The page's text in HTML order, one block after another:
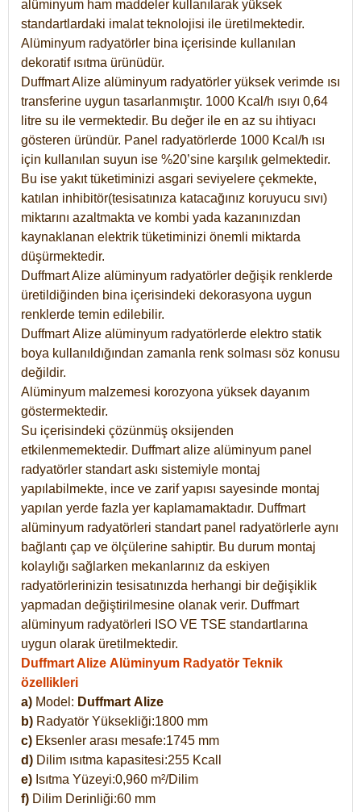
alüminyum ham maddeler kullanılarak yüksek
standartlardaki imalat teknolojisi ile üretilmektedir.
Alüminyum radyatörler bina içerisinde kullanılan
dekoratif ısıtma ürünüdür.
Duffmart Alize alüminyum radyatörler yüksek verimde ısı
transferine uygun tasarlanmıştır. 1000 Kcal/h ısıyı 0,64
litre su ile vermektedir. Bu değer ile en az su ihtiyacı
gösteren üründür. Panel radyatörlerde 1000 Kcal/h ısı
için kullanılan suyun ise %20’sine karşılık gelmektedir.
Bu ise yakıt tüketiminizi asgari seviyelere çekmekte,
katılan inhibitör(tesisatınıza katacağınız koruyucu sıvı)
miktarını azaltmakta ve kombi yada kazanınızdan
kaynaklanan elektrik tüketiminizi önemli miktarda
düşürmektedir.
Duffmart Alize alüminyum radyatörler değişik renklerde
üretildiğinden bina içerisindeki dekorasyona uygun
renklerde temin edilebilir.
DuffmartAlize alüminyum radyatörlerde elektro statik
boya kullanıldığından zamanla renk solması söz konusu
değildir.
Alüminyum malzemesi korozyona yüksek dayanım
göstermektedir.
Su içerisindeki çözünmüş oksijenden
etkilenmemektedir. Duffmart alize alüminyum panel
radyatörler standart askı sistemiyle montaj
yapılabilmekte, ince ve zarif yapısı sayesinde montaj
yapılan yerde fazla yer kaplamamaktadır. Duffmart
alüminyum radyatörleri standart panel radyatörlerle aynı
bağlantı çap ve ölçülerine sahiptir. Bu durum montaj
kolaylığı sağlarken mekanlarınız da eskiyen
radyatörlerinizin tesisatınızda herhangi bir değişiklik
yapmadan değiştirilmesine olanak verir. Duffmart
alüminyum radyatörleri ISO VE TSE standartlarına
uygun olarak üretilmektedir.
Duffmart Alize Alüminyum Radyatör Teknik
özellikleri
a) Model: Duffmart Alize
b) Radyatör Yüksekliği:1800 mm
c) Eksenler arası mesafe:1745 mm
d) Dilim ısıtma kapasitesi:255 Kcall
e) Isıtma Yüzeyi:0,960 m²/Dilim
f) Dilim Derinliği:60 mm